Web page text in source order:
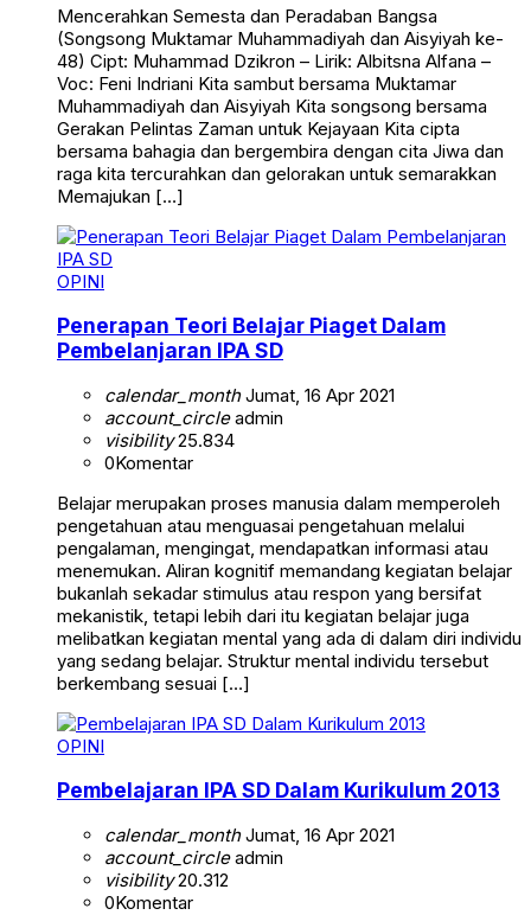
Mencerahkan Semesta dan Peradaban Bangsa
(Songsong Muktamar Muhammadiyah dan Aisyiyah ke-
48) Cipt: Muhammad Dzikron – Lirik: Albitsna Alfana –
Voc: Feni Indriani Kita sambut bersama Muktamar
Muhammadiyah dan Aisyiyah Kita songsong bersama
Gerakan Pelintas Zaman untuk Kejayaan Kita cipta
bersama bahagia dan bergembira dengan cita Jiwa dan
raga kita tercurahkan dan gelorakan untuk semarakkan
Memajukan […]
OPINI
Penerapan Teori Belajar Piaget Dalam
Pembelanjaran IPA SD
calendar_monthJumat, 16 Apr 2021
account_circleadmin
visibility25.834
0Komentar
Belajar merupakan proses manusia dalam memperoleh
pengetahuan atau menguasai pengetahuan melalui
pengalaman, mengingat, mendapatkan informasi atau
menemukan. Aliran kognitif memandang kegiatan belajar
bukanlah sekadar stimulus atau respon yang bersifat
mekanistik, tetapi lebih dari itu kegiatan belajar juga
melibatkan kegiatan mental yang ada di dalam diri individu
yang sedang belajar. Struktur mental individu tersebut
berkembang sesuai […]
OPINI
Pembelajaran IPA SD Dalam Kurikulum 2013
calendar_monthJumat, 16 Apr 2021
account_circleadmin
visibility20.312
0Komentar